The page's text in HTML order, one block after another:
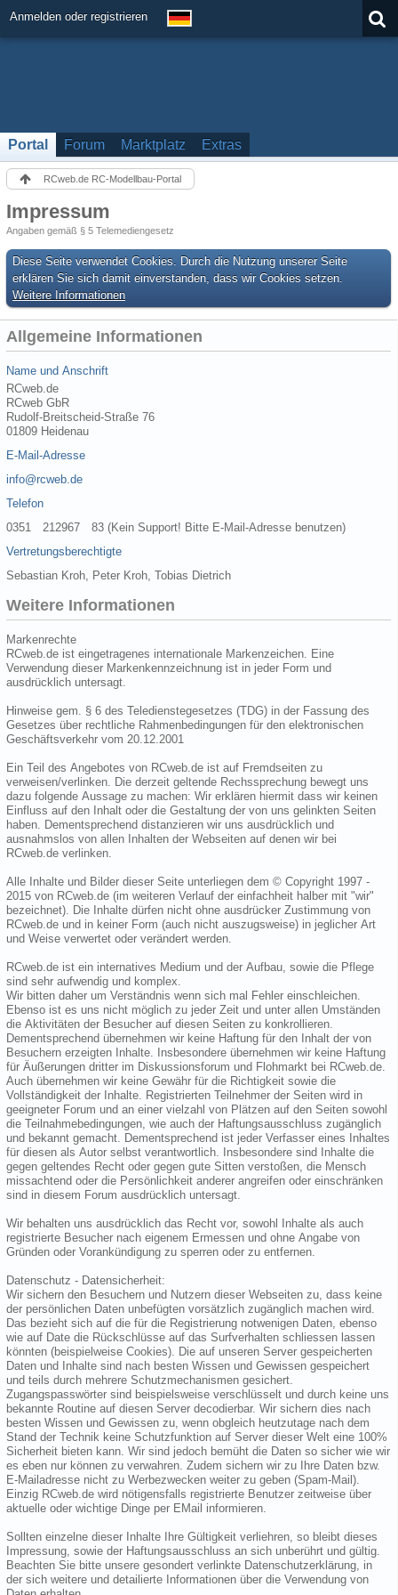
Anmelden oder registrieren
Portal Forum Marktplatz Extras
RCweb.de RC-Modellbau-Portal
Impressum
Angaben gemäß § 5 Telemediengesetz
Diese Seite verwendet Cookies. Durch die Nutzung unserer Seite
erklären Sie sich damit einverstanden, dass wir Cookies setzen.
Weitere Informationen
Allgemeine Informationen
Name und Anschrift
RCweb.de
RCweb GbR
Rudolf-Breitscheid-Straße 76
01809 Heidenau
E-Mail-Adresse
info@rcweb.de
Telefon
0351 212967 83 (Kein Support! Bitte E-Mail-Adresse benutzen)
Vertretungsberechtigte
Sebastian Kroh, Peter Kroh, Tobias Dietrich
Weitere Informationen
Markenrechte
RCweb.de ist eingetragenes internationale Markenzeichen. Eine
Verwendung dieser Markenkennzeichnung ist in jeder Form und
ausdrücklich untersagt.
Hinweise gem. § 6 des Teledienstegesetzes (TDG) in der Fassung des
Gesetzes über rechtliche Rahmenbedingungen für den elektronischen
Geschäftsverkehr vom 20.12.2001
Ein Teil des Angebotes von RCweb.de ist auf Fremdseiten zu
verweisen/verlinken. Die derzeit geltende Rechssprechung bewegt uns
dazu folgende Aussage zu machen: Wir erklären hiermit dass wir keinen
Einfluss auf den Inhalt oder die Gestaltung der von uns gelinkten Seiten
haben. Dementsprechend distanzieren wir uns ausdrücklich und
ausnahmslos von allen Inhalten der Webseiten auf denen wir bei
RCweb.de verlinken.
Alle Inhalte und Bilder dieser Seite unterliegen dem © Copyright 1997 -
2015 von RCweb.de (im weiteren Verlauf der einfachheit halber mit "wir"
bezeichnet). Die Inhalte dürfen nicht ohne ausdrücker Zustimmung von
RCweb.de und in keiner Form (auch nicht auszugsweise) in jeglicher Art
und Weise verwertet oder verändert werden.
RCweb.de ist ein internatives Medium und der Aufbau, sowie die Pflege
sind sehr aufwendig und komplex.
Wir bitten daher um Verständnis wenn sich mal Fehler einschleichen.
Ebenso ist es uns nicht möglich zu jeder Zeit und unter allen Umständen
die Aktivitäten der Besucher auf diesen Seiten zu konkrollieren.
Dementsprechend übernehmen wir keine Haftung für den Inhalt der von
Besuchern erzeigten Inhalte. Insbesondere übernehmen wir keine Haftung
für Äußerungen dritter im Diskussionsforum und Flohmarkt bei RCweb.de.
Auch übernehmen wir keine Gewähr für die Richtigkeit sowie die
Vollständigkeit der Inhalte. Registrierten Teilnehmer der Seiten wird in
geeigneter Forum und an einer vielzahl von Plätzen auf den Seiten sowohl
die Teilnahmebedingungen, wie auch der Haftungsausschluss zugänglich
und bekannt gemacht. Dementsprechend ist jeder Verfasser eines Inhaltes
für diesen als Autor selbst verantwortlich. Insbesondere sind Inhalte die
gegen geltendes Recht oder gegen gute Sitten verstoßen, die Mensch
missachtend oder die Persönlichkeit anderer angreifen oder einschränken
sind in diesem Forum ausdrücklich untersagt.
Wir behalten uns ausdrücklich das Recht vor, sowohl Inhalte als auch
registrierte Besucher nach eigenem Ermessen und ohne Angabe von
Gründen oder Vorankündigung zu sperren oder zu entfernen.
Datenschutz - Datensicherheit:
Wir sichern den Besuchern und Nutzern dieser Webseiten zu, dass keine
der persönlichen Daten unbefügten vorsätzlich zugänglich machen wird.
Das bezieht sich auf die für die Registrierung notwenigen Daten, ebenso
wie auf Date die Rückschlüsse auf das Surfverhalten schliessen lassen
könnten (beispielweise Cookies). Die auf unseren Server gespeicherten
Daten und Inhalte sind nach besten Wissen und Gewissen gespeichert
und teils durch mehrere Schutzmechanismen gesichert.
Zugangspasswörter sind beispielsweise verschlüsselt und durch keine uns
bekannte Routine auf diesen Server decodierbar. Wir sichern dies nach
besten Wissen und Gewissen zu, wenn obgleich heutzutage nach dem
Stand der Technik keine Schutzfunktion auf Server dieser Welt eine 100%
Sicherheit bieten kann. Wir sind jedoch bemüht die Daten so sicher wie wir
es eben nur können zu verwahren. Zudem sichern wir zu Ihre Daten bzw.
E-Mailadresse nicht zu Werbezwecken weiter zu geben (Spam-Mail).
Einzig RCweb.de wird nötigensfalls registrierte Benutzer zeitweise über
aktuelle oder wichtige Dinge per EMail informieren.
Sollten einzelne dieser Inhalte Ihre Gültigkeit verliehren, so bleibt dieses
Impressung, sowie der Haftungsausschluss an sich unberührt und gültig.
Beachten Sie bitte unsere gesondert verlinkte Datenschutzerklärung, in
der sich weitere und detailierte Informationen über die Verwendung von